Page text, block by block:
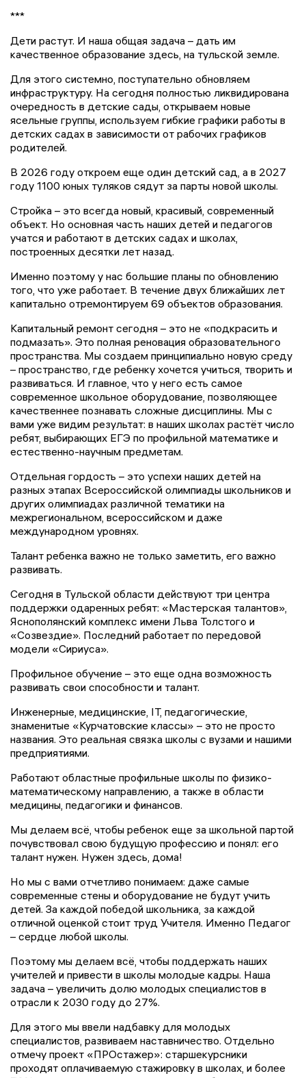
***
Дети растут. И наша общая задача – дать им
качественное образование здесь, на тульской земле.
Для этого системно, поступательно обновляем
инфраструктуру. На сегодня полностью ликвидирована
очередность в детские сады, открываем новые
ясельные группы, используем гибкие графики работы в
детских садах в зависимости от рабочих графиков
родителей.
В 2026 году откроем еще один детский сад, а в 2027
году 1100 юных туляков сядут за парты новой школы.
Стройка – это всегда новый, красивый, современный
объект. Но основная часть наших детей и педагогов
учатся и работают в детских садах и школах,
построенных десятки лет назад.
Именно поэтому у нас большие планы по обновлению
того, что уже работает. В течение двух ближайших лет
капитально отремонтируем 69 объектов образования.
Капитальный ремонт сегодня – это не «подкрасить и
подмазать». Это полная реновация образовательного
пространства. Мы создаем принципиально новую среду
– пространство, где ребенку хочется учиться, творить и
развиваться. И главное, что у него есть самое
современное школьное оборудование, позволяющее
качественнее познавать сложные дисциплины. Мы с
вами уже видим результат: в наших школах растёт число
ребят, выбирающих ЕГЭ по профильной математике и
естественно-научным предметам.
Отдельная гордость – это успехи наших детей на
разных этапах Всероссийской олимпиады школьников и
других олимпиадах различной тематики на
межрегиональном, всероссийском и даже
международном уровнях.
Талант ребенка важно не только заметить, его важно
развивать.
Сегодня в Тульской области действуют три центра
поддержки одаренных ребят: «Мастерская талантов»,
Яснополянский комплекс имени Льва Толстого и
«Созвездие». Последний работает по передовой
модели «Сириуса».
Профильное обучение – это еще одна возможность
развивать свои способности и талант.
Инженерные, медицинские, IT, педагогические,
знаменитые «Курчатовские классы» – это не просто
названия. Это реальная связка школы с вузами и нашими
предприятиями.
Работают областные профильные школы по физико-
математическому направлению, а также в области
медицины, педагогики и финансов.
Мы делаем всё, чтобы ребенок еще за школьной партой
почувствовал свою будущую профессию и понял: его
талант нужен. Нужен здесь, дома!
Но мы с вами отчетливо понимаем: даже самые
современные стены и оборудование не будут учить
детей. За каждой победой школьника, за каждой
отличной оценкой стоит труд Учителя. Именно Педагог
– сердце любой школы.
Поэтому мы делаем всё, чтобы поддержать наших
учителей и привести в школы молодые кадры. Наша
задача – увеличить долю молодых специалистов в
отрасли к 2030 году до 27%.
Для этого мы ввели надбавку для молодых
специалистов, развиваем наставничество. Отдельно
отмечу проект «ПРОстажер»: старшекурсники
проходят оплачиваемую стажировку в школах, и более